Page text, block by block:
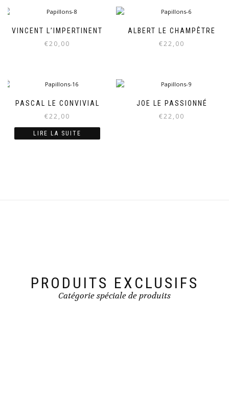
VINCENT L’IMPERTINENT
€20,00
ALBERT LE CHAMPÊTRE
€22,00
PASCAL LE CONVIVIAL
€22,00
LIRE LA SUITE
JOE LE PASSIONNÉ
€22,00
PRODUITS EXCLUSIFS
Catégorie spéciale de produits